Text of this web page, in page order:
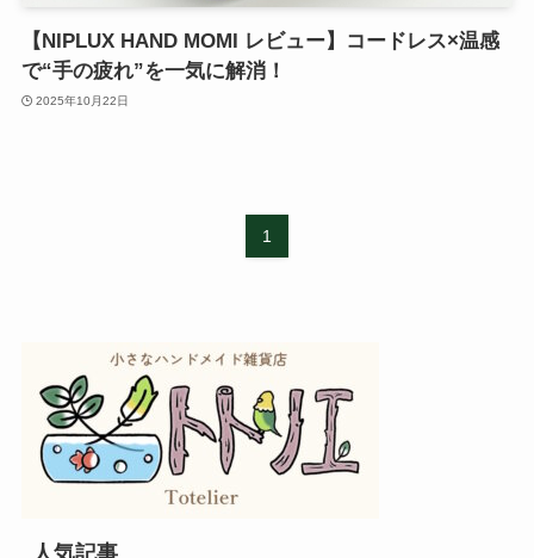
【NIPLUX HAND MOMI レビュー】コードレス×温感
で“手の疲れ”を一気に解消！
2025年10月22日
1